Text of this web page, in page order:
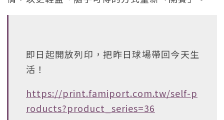
即日起開放列印，把昨日球場帶回今天生
活！
https://print.famiport.com.tw/self-p
roducts?product_series=36